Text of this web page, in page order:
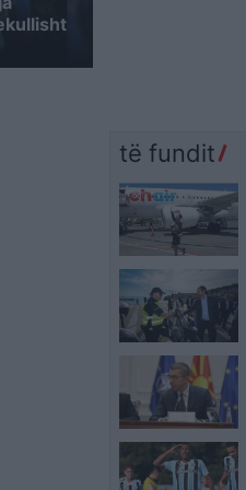
të fundit